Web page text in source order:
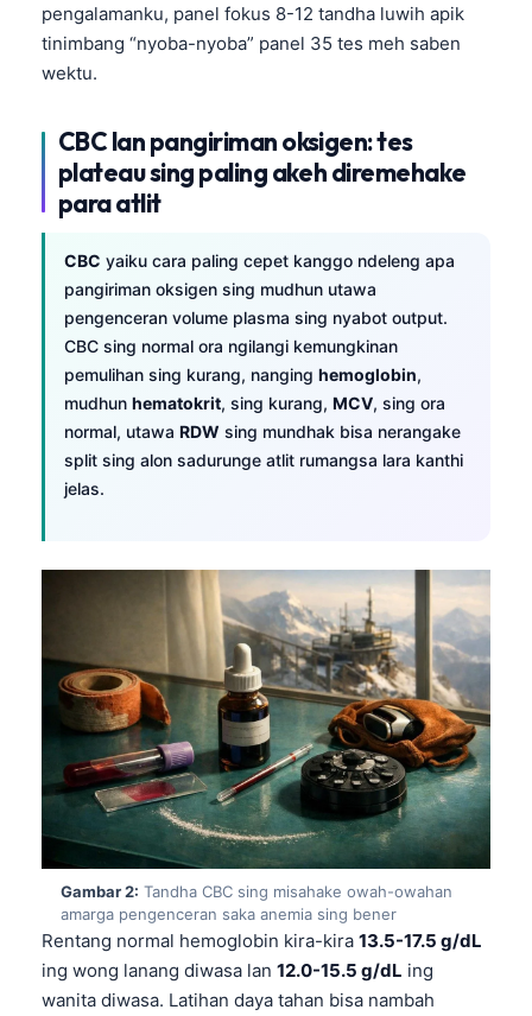
pengalamanku, panel fokus 8-12 tandha luwih apik
tinimbang “nyoba-nyoba” panel 35 tes meh saben
wektu.
CBC lan pangiriman oksigen: tes
plateau sing paling akeh diremehake
para atlit
CBC yaiku cara paling cepet kanggo ndeleng apa
pangiriman oksigen sing mudhun utawa
pengenceran volume plasma sing nyabot output.
CBC sing normal ora ngilangi kemungkinan
pemulihan sing kurang, nanging hemoglobin,
mudhun hematokrit, sing kurang, MCV, sing ora
normal, utawa RDW sing mundhak bisa nerangake
split sing alon sadurunge atlit rumangsa lara kanthi
jelas.
Gambar 2: Tandha CBC sing misahake owah-owahan
amarga pengenceran saka anemia sing bener
Rentang normal hemoglobin kira-kira 13.5-17.5 g/dL
ing wong lanang diwasa lan 12.0-15.5 g/dL ing
wanita diwasa. Latihan daya tahan bisa nambah